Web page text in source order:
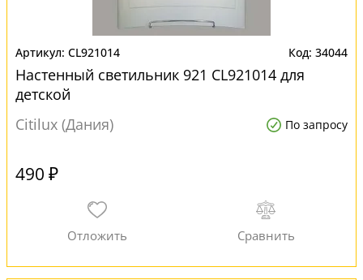
CL921014 34044
Настенный светильник 921 CL921014 для
детской
Citilux (Дания)
По запросу
490 ₽